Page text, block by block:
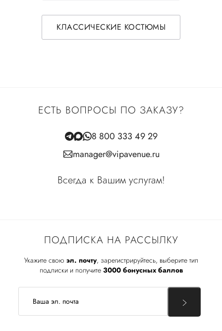
КЛАССИЧЕСКИЕ КОСТЮМЫ
ПОДПИСКА НА РАССЫЛКУ
Укажите свою эл. почту, зарегистрируйтесь, выберите тип
подписки и получите 3000 бонусных баллов
ЕСТЬ ВОПРОСЫ ПО ЗАКАЗУ?
8 800 333 49 29
manager@vipavenue.ru
Всегда к Вашим услугам!